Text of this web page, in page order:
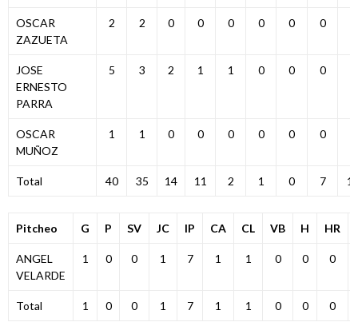
OSCAR
ZAZUETA
2 2 0 0 0 0 0 0
JOSE
ERNESTO
PARRA
5 3 2 1 1 0 0 0
OSCAR
MUÑOZ
1 1 0 0 0 0 0 0
Total 40 35 14 11 2 1 0 7
Pitcheo G P SV JC IP CA CL VB H HR
ANGEL
VELARDE
1 0 0 1 7 1 1 0 0 0
Total 1 0 0 1 7 1 1 0 0 0